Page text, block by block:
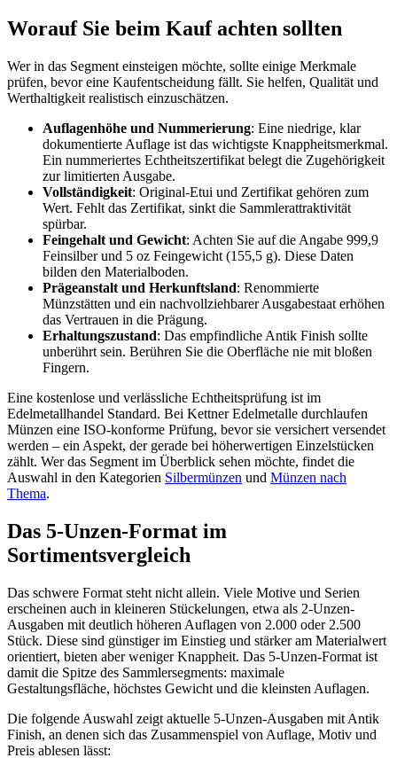
Worauf Sie beim Kauf achten sollten
Wer in das Segment einsteigen möchte, sollte einige Merkmale
prüfen, bevor eine Kaufentscheidung fällt. Sie helfen, Qualität und
Werthaltigkeit realistisch einzuschätzen.
Auflagenhöhe und Nummerierung: Eine niedrige, klar
dokumentierte Auflage ist das wichtigste Knappheitsmerkmal.
Ein nummeriertes Echtheitszertifikat belegt die Zugehörigkeit
zur limitierten Ausgabe.
Vollständigkeit: Original-Etui und Zertifikat gehören zum
Wert. Fehlt das Zertifikat, sinkt die Sammlerattraktivität
spürbar.
Feingehalt und Gewicht: Achten Sie auf die Angabe 999,9
Feinsilber und 5 oz Feingewicht (155,5 g). Diese Daten
bilden den Materialboden.
Prägeanstalt und Herkunftsland: Renommierte
Münzstätten und ein nachvollziehbarer Ausgabestaat erhöhen
das Vertrauen in die Prägung.
Erhaltungszustand: Das empfindliche Antik Finish sollte
unberührt sein. Berühren Sie die Oberfläche nie mit bloßen
Fingern.
Eine kostenlose und verlässliche Echtheitsprüfung ist im
Edelmetallhandel Standard. Bei Kettner Edelmetalle durchlaufen
Münzen eine ISO-konforme Prüfung, bevor sie versichert versendet
werden – ein Aspekt, der gerade bei höherwertigen Einzelstücken
zählt. Wer das Segment im Überblick sehen möchte, findet die
Auswahl in den Kategorien Silbermünzen und Münzen nach
Thema.
Das 5-Unzen-Format im
Sortimentsvergleich
Das schwere Format steht nicht allein. Viele Motive und Serien
erscheinen auch in kleineren Stückelungen, etwa als 2-Unzen-
Ausgaben mit deutlich höheren Auflagen von 2.000 oder 2.500
Stück. Diese sind günstiger im Einstieg und stärker am Materialwert
orientiert, bieten aber weniger Knappheit. Das 5-Unzen-Format ist
damit die Spitze des Sammlersegments: maximale
Gestaltungsfläche, höchstes Gewicht und die kleinsten Auflagen.
Die folgende Auswahl zeigt aktuelle 5-Unzen-Ausgaben mit Antik
Finish, an denen sich das Zusammenspiel von Auflage, Motiv und
Preis ablesen lässt: